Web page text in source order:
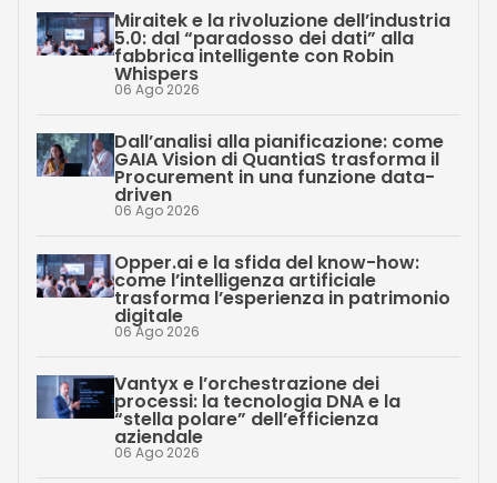
Miraitek e la rivoluzione dell’industria
5.0: dal “paradosso dei dati” alla
fabbrica intelligente con Robin
Whispers
06 Ago 2026
Dall’analisi alla pianificazione: come
GAIA Vision di QuantiaS trasforma il
Procurement in una funzione data-
driven
06 Ago 2026
Opper.ai e la sfida del know-how:
come l’intelligenza artificiale
trasforma l’esperienza in patrimonio
digitale
06 Ago 2026
Vantyx e l’orchestrazione dei
processi: la tecnologia DNA e la
“stella polare” dell’efficienza
aziendale
06 Ago 2026